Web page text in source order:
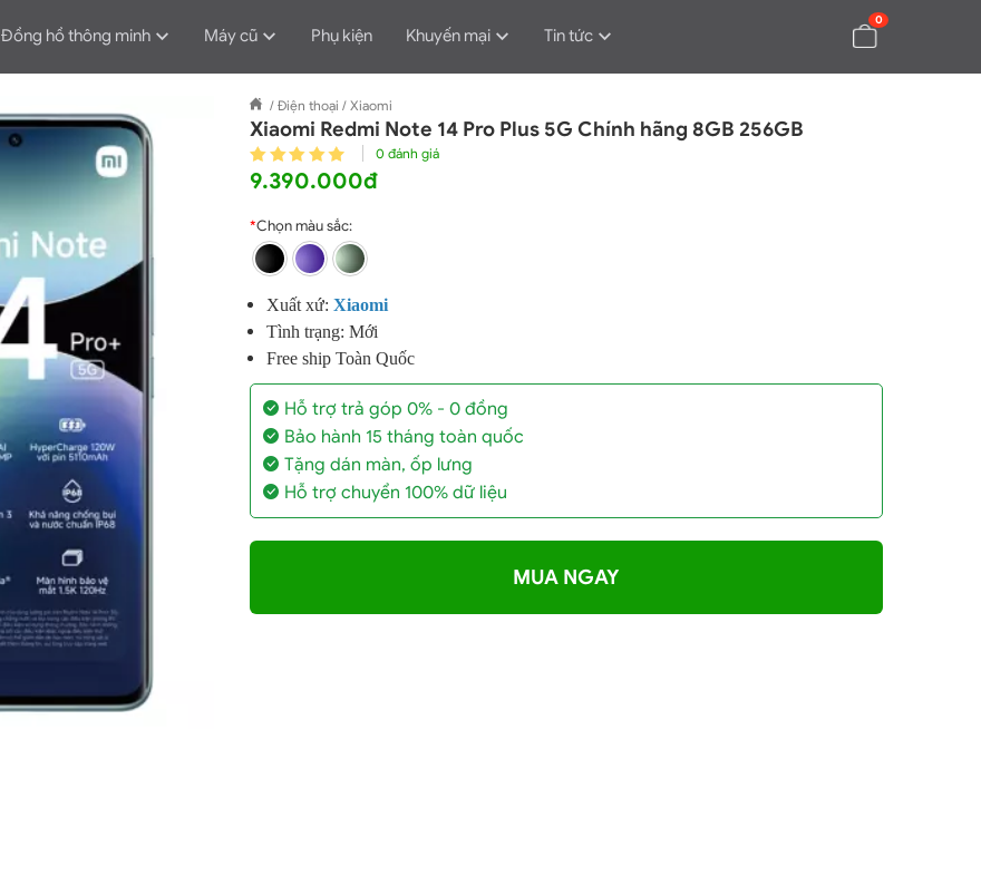
0
Đồng hồ thông minh Máy cũ Phụ kiện Khuyến mại Tin tức
/ Điện thoại / Xiaomi
Xiaomi Redmi Note 14 Pro Plus 5G Chính hãng 8GB 256GB
0 đánh giá
9.390.000đ
*Chọn màu sắc:
Xuất xứ: Xiaomi
Tình trạng: Mới
Free ship Toàn Quốc
Hỗ trợ trả góp 0% - 0 đồng
Bảo hành 15 tháng toàn quốc
Tặng dán màn, ốp lưng
Hỗ trợ chuyển 100% dữ liệu
MUA NGAY